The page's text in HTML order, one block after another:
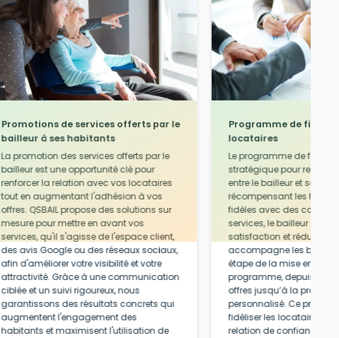
Promotions de services offerts par le
bailleur à ses habitants
La promotion des services offerts par le
bailleur est une opportunité clé pour
renforcer la relation avec vos locataires
tout en augmentant l'adhésion à vos
offres. QSBAIL propose des solutions sur
mesure pour mettre en avant vos
services, qu'il s'agisse de l'espace client,
des avis Google ou des réseaux sociaux,
afin d'améliorer votre visibilité et votre
attractivité. Grâce à une communication
ciblée et un suivi rigoureux, nous
garantissons des résultats concrets qui
augmentent l'engagement des
habitants et maximisent l'utilisation de
Programme de
locataires
Le programme de fidélité
stratégique pour
entre le bailleur et ses
récompensant les
fidèles avec des
services, le bailleur
satisfaction et réduit le
accompagne les
étape de la mise en
programme, depuis la
offres jusqu’à la
personnalisé. Ce
fidéliser les locataires
relation de confiance